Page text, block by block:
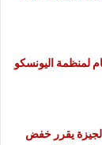
لمنظمة اليونسكو
يقرر خفض